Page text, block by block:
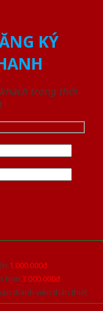
KÝ
trong thời
1.000.000đ
hơn 3.000.000đ
thành viên thân thiết